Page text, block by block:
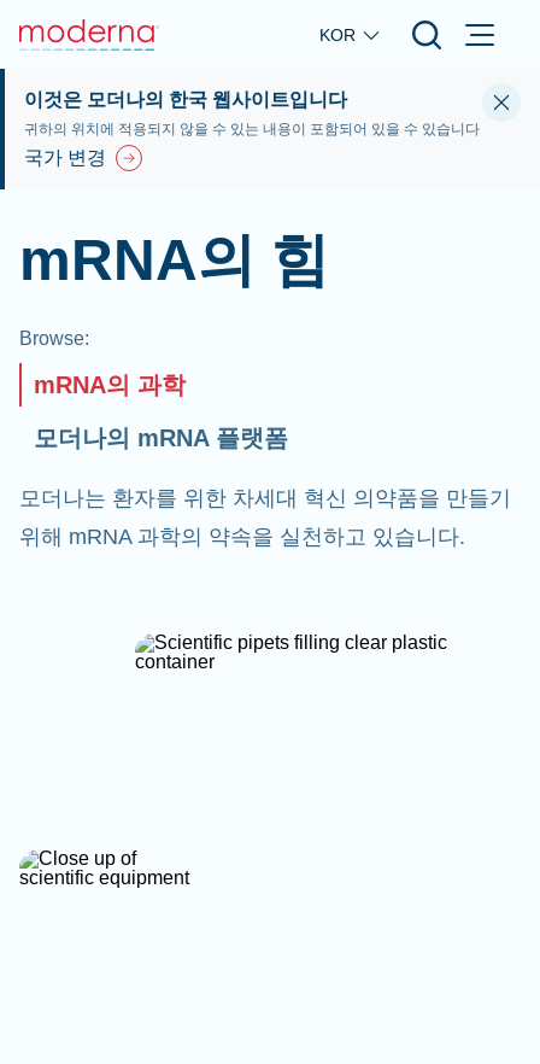
Skip to main content
KOR
이것은 모더나의 한국 웹사이트입니다
귀하의 위치에 적용되지 않을 수 있는 내용이 포함되어 있을 수 있습니다
국가 변경
mRNA의 힘
Browse:
mRNA의 과학
모더나의 mRNA 플랫폼
모더나는 환자를 위한 차세대 혁신 의약품을 만들기
위해 mRNA 과학의 약속을 실천하고 있습니다.